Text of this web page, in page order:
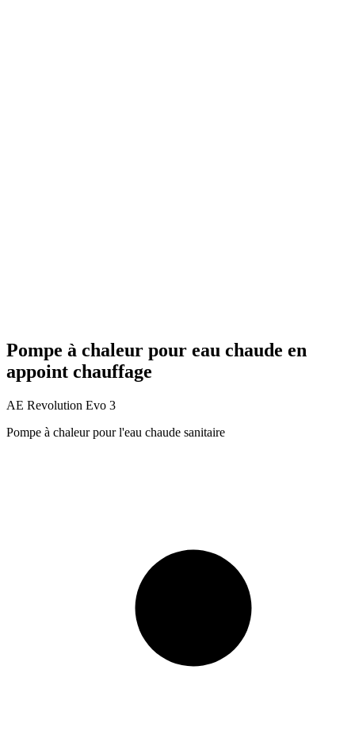
Pompe à chaleur pour eau chaude en
appoint chauffage
AE Revolution Evo 3
Pompe à chaleur pour l'eau chaude sanitaire